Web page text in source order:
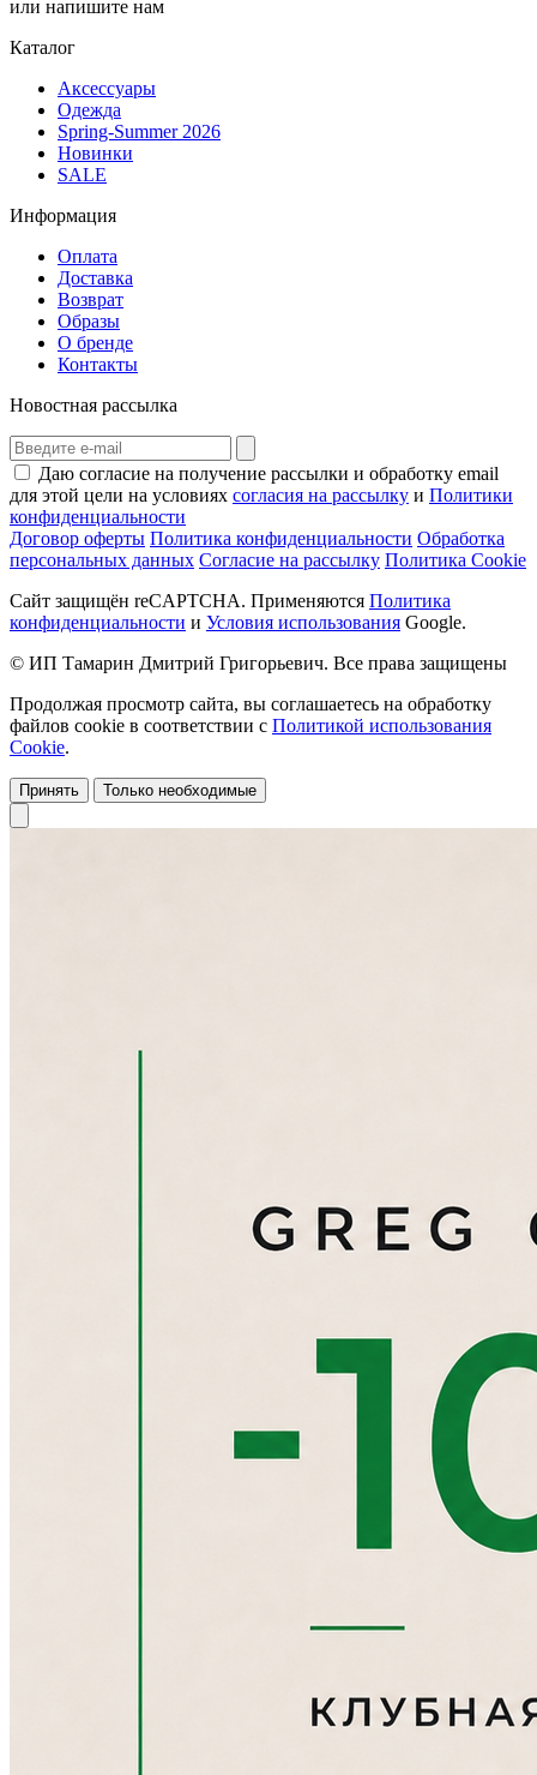
или напишите нам
Каталог
Аксессуары
Одежда
Spring-Summer 2026
Новинки
SALE
Информация
Оплата
Доставка
Возврат
Образы
О бренде
Контакты
Новостная рассылка
Даю согласие на получение рассылки и обработку email
для этой цели на условиях согласия на рассылку и Политики
конфиденциальности
Договор оферты Политика конфиденциальности Обработка
персональных данных Согласие на рассылку Политика Cookie
Сайт защищён reCAPTCHA. Применяются Политика
конфиденциальности и Условия использования Google.
© ИП Тамарин Дмитрий Григорьевич. Все права защищены
Продолжая просмотр сайта, вы соглашаетесь на обработку
файлов cookie в соответствии с Политикой использования
Cookie.
Принять Только необходимые